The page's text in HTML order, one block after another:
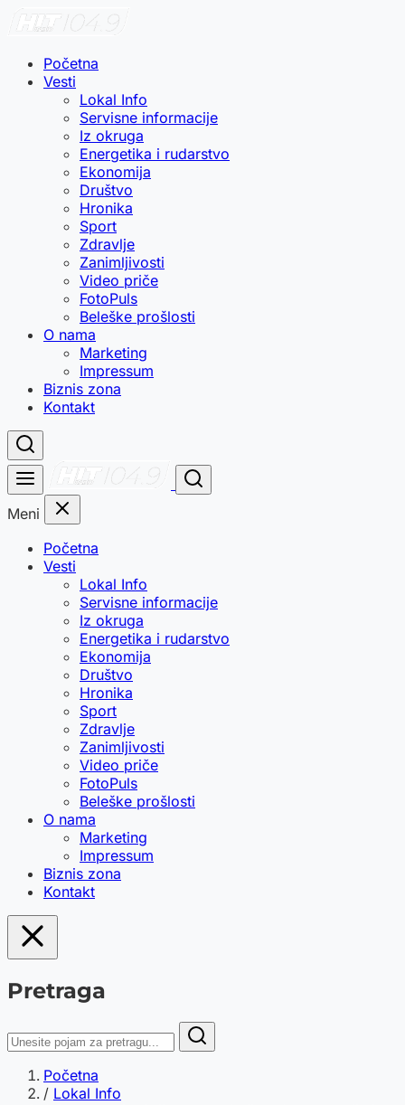
Početna
Vesti
Lokal Info
Servisne informacije
Iz okruga
Energetika i rudarstvo
Ekonomija
Društvo
Hronika
Sport
Zdravlje
Zanimljivosti
Video priče
FotoPuls
Beleške prošlosti
O nama
Marketing
Impressum
Biznis zona
Kontakt
Meni
Početna
Vesti
Lokal Info
Servisne informacije
Iz okruga
Energetika i rudarstvo
Ekonomija
Društvo
Hronika
Sport
Zdravlje
Zanimljivosti
Video priče
FotoPuls
Beleške prošlosti
O nama
Marketing
Impressum
Biznis zona
Kontakt
Pretraga
Početna
/ Lokal Info